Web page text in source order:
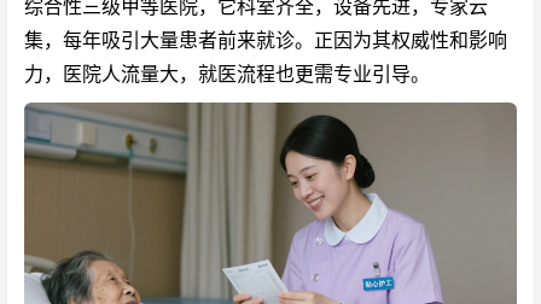
综合性三级甲等医院，它科室齐全，设备先进，专家云
集，每年吸引大量患者前来就诊。正因为其权威性和影响
力，医院人流量大，就医流程也更需专业引导。